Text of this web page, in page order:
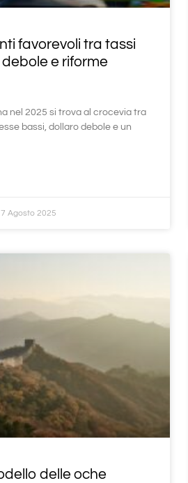
favorevoli tra tassi
e riforme
nel 2025 si trova al crocevia tra
bassi, dollaro debole e un
7 Agosto 2025
delle oche